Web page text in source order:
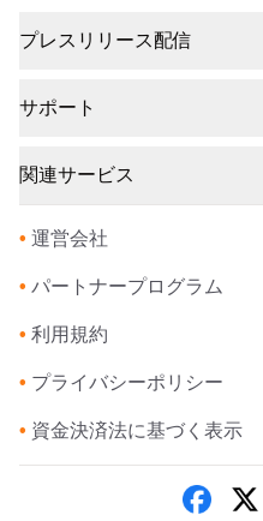
プレスリリース配信
サポート
関連サービス
• 運営会社
• パートナープログラム
• 利用規約
• プライバシーポリシー
• 資金決済法に基づく表示